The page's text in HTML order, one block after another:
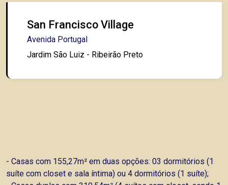
San Francisco Village
Avenida Portugal
Jardim São Luiz - Ribeirão Preto
- Casas com 155,27m² em duas opções: 03 dormitórios (1
suíte com closet e sala íntima) ou 4 dormitórios (1 suíte);